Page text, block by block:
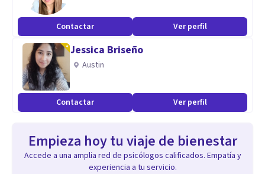
Contactar Ver perfil
Jessica Briseño
Austin
Contactar Ver perfil
Empieza hoy tu viaje de bienestar
Accede a una amplia red de psicólogos calificados. Empatía y
experiencia a tu servicio.